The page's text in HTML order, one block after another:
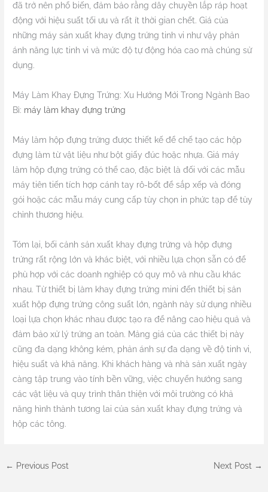
đã trở nên phổ biến, đảm bảo rằng dây chuyền lắp ráp hoạt
động với hiệu suất tối ưu và rất ít thời gian chết. Giá của
những máy sản xuất khay đựng trứng tinh vi như vậy phản
ánh năng lực tinh vi và mức độ tự động hóa cao mà chúng sử
dụng.
Máy Làm Khay Đựng Trứng: Xu Hướng Mới Trong Ngành Bao
Bì: máy làm khay đựng trứng
Máy làm hộp đựng trứng được thiết kế để chế tạo các hộp
đựng làm từ vật liệu như bột giấy đúc hoặc nhựa. Giá máy
làm hộp đựng trứng có thể cao, đặc biệt là đối với các mẫu
máy tiên tiến tích hợp cánh tay rô-bốt để sắp xếp và đóng
gói hoặc các mẫu máy cung cấp tùy chọn in phức tạp để tùy
chỉnh thương hiệu.
Tóm lại, bối cảnh sản xuất khay đựng trứng và hộp đựng
trứng rất rộng lớn và khác biệt, với nhiều lựa chọn sẵn có để
phù hợp với các doanh nghiệp có quy mô và nhu cầu khác
nhau. Từ thiết bị làm khay đựng trứng mini đến thiết bị sản
xuất hộp đựng trứng công suất lớn, ngành này sử dụng nhiều
loại lựa chọn khác nhau được tạo ra để nâng cao hiệu quả và
đảm bảo xử lý trứng an toàn. Mảng giá của các thiết bị này
cũng đa dạng không kém, phản ánh sự đa dạng về độ tinh vi,
hiệu suất và khả năng. Khi khách hàng và nhà sản xuất ngày
càng tập trung vào tính bền vững, việc chuyển hướng sang
các vật liệu và quy trình thân thiện với môi trường có khả
năng hình thành tương lai của sản xuất khay đựng trứng và
hộp các tông.
← Previous Post Next Post →